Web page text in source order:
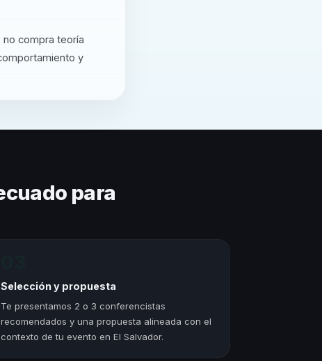
no compra teoría
y
para
Selección y propuesta
Te presentamos 2 o 3 conferencistas
recomendados y una propuesta alineada con el
contexto de tu evento en El Salvador.